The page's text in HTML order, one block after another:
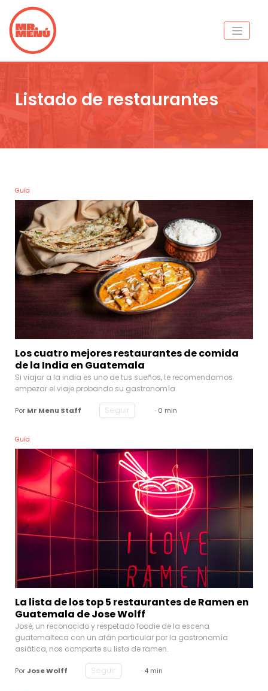
Listado de restaurantes
Guía
Los cuatro mejores restaurantes de comida
de la India en Guatemala
Si viajar a la india es uno de tus sueños, te recomendamos
empezar el viaje probando su gastronomía.
Por Mr Menu Staff Seguir · 0 min
Guía
La lista de los top 5 restaurantes de Ramen en
Guatemala de Jose Wolff
José, un reconocido y respetado foodie de la escena
guatemalteca con un afán particular por la gastronomía
asiática, nos comparte su lista de ramen.
PorJose Wolff Seguir · 4 min